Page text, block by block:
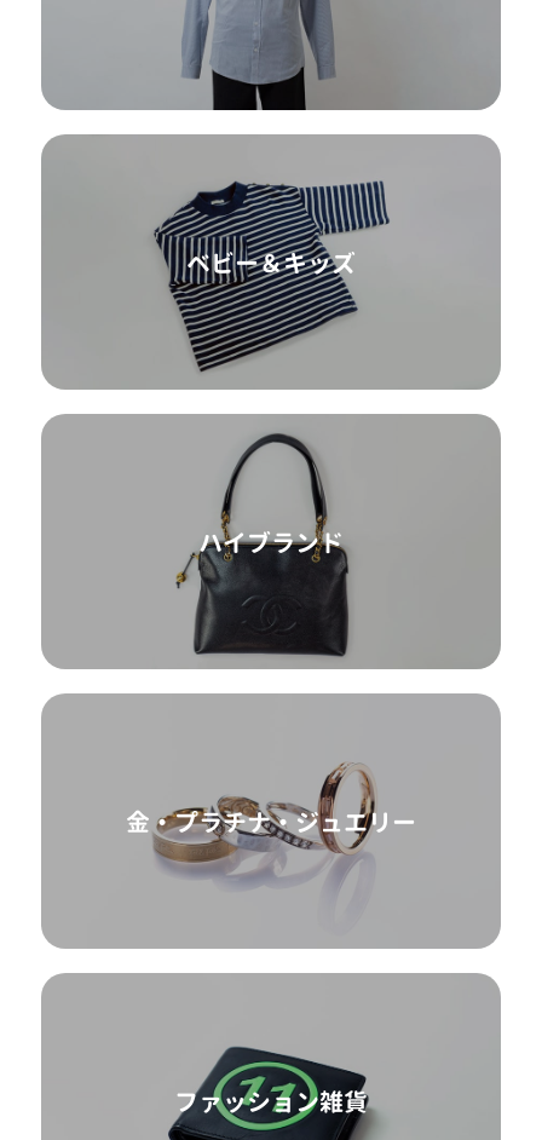
ベビー＆キッズ
ハイブランド
金・プラチナ・ジュエリー
ファッション雑貨